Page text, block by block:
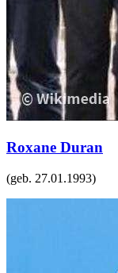
Roxane Duran
(geb. 27.01.1993)